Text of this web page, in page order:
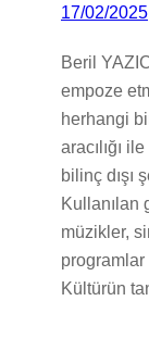
17/02/2025
Beril
empoze
herhangi
aracılığı
bilinç dışı
Kullanılan
müzikler,
Kültürün